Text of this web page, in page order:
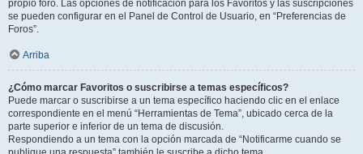
propio foro. Las opciones de notificación para los Favoritos y las suscripciones
se pueden configurar en el Panel de Control de Usuario, en “Preferencias de
Foros”.
Arriba
¿Cómo marcar Favoritos o suscribirse a temas específicos?
Puede marcar o suscribirse a un tema específico haciendo clic en el enlace
correspondiente en el menú “Herramientas de Tema”, ubicado cerca de la
parte superior e inferior de un tema de discusión.
Respondiendo a un tema con la opción marcada de “Notificarme cuando se